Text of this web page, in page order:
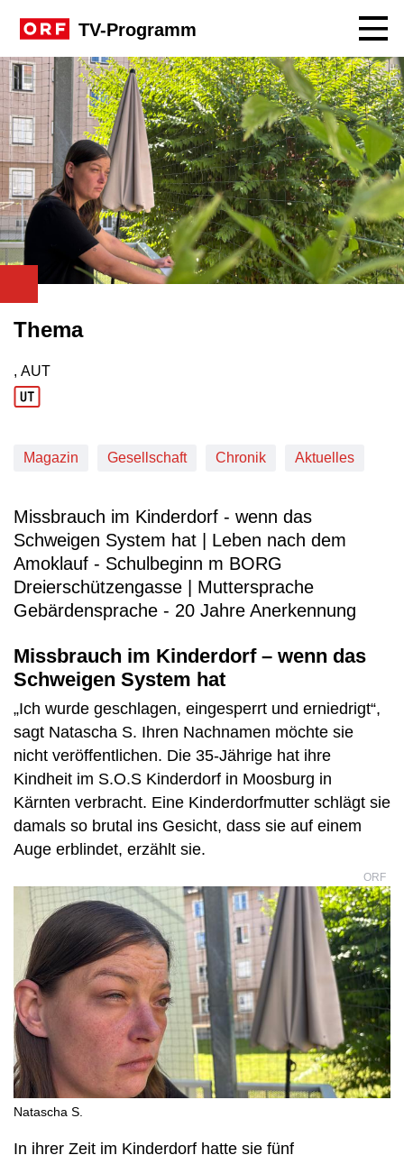
TV-Programm
ORF
Thema
Produktionsland: AUT
, AUT
Magazin Gesellschaft Chronik Aktuelles
Missbrauch im Kinderdorf - wenn das
Schweigen System hat | Leben nach dem
Amoklauf - Schulbeginn m BORG
Dreierschützengasse | Muttersprache
Gebärdensprache - 20 Jahre Anerkennung
Missbrauch im Kinderdorf – wenn das
Schweigen System hat
„Ich wurde geschlagen, eingesperrt und erniedrigt“,
sagt Natascha S. Ihren Nachnamen möchte sie
nicht veröffentlichen. Die 35-Jährige hat ihre
Kindheit im S.O.S Kinderdorf in Moosburg in
Kärnten verbracht. Eine Kinderdorfmutter schlägt sie
damals so brutal ins Gesicht, dass sie auf einem
Auge erblindet, erzählt sie.
ORF
Natascha S.
In ihrer Zeit im Kinderdorf hatte sie fünf